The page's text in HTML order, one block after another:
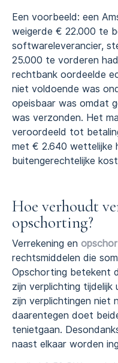
Een voorbeeld: een
weigerde € 22.000 te
softwareleverancier,
25.000 te vorderen
rechtbank oordeelde
niet voldoende was
opeisbaar was omdat
was verzonden. Het
veroordeeld tot
met € 2.640 wettelijke
buitengerechtelijke
Hoe verhoudt
opschorting?
Verrekening en
rechtsmiddelen die
Opschorting betekent
zijn verplichting
zijn verplichtingen niet
daarentegen doet
tenietgaan.
naast elkaar worden